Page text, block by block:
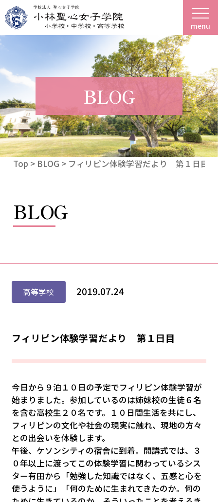
menu
BLOG
Top > BLOG > フィリピン体験学習だより 第１日目
BLOG
高等学校 2019.07.24
フィリピン体験学習だより 第１日目
今日から９泊１０日の予定でフィリピン体験学習が
始まりました。参加しているのは姉妹校の生徒６名
を含む高校生２０名です。１０日間生活を共にし、
フィリピンの文化や社会の現実に触れ、現地の方々
との出会いを体験します。
午後、ケソンシティの宿舎に到着。開講式では、３
０年以上に渡ってこの体験学習に関わっているシス
ター有田から「勉強した知識ではなく、五感と心を
使うように」「何のために生まれてきたのか。何の